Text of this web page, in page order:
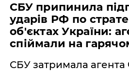
СБУ припинила
ударів РФ по
об'єктах України:
спіймали на
СБУ затримала